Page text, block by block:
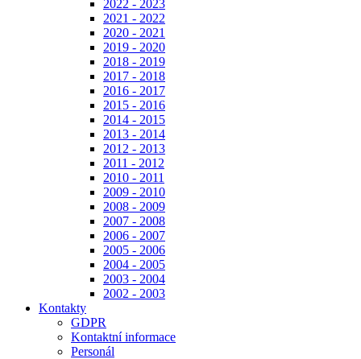
2022 - 2023
2021 - 2022
2020 - 2021
2019 - 2020
2018 - 2019
2017 - 2018
2016 - 2017
2015 - 2016
2014 - 2015
2013 - 2014
2012 - 2013
2011 - 2012
2010 - 2011
2009 - 2010
2008 - 2009
2007 - 2008
2006 - 2007
2005 - 2006
2004 - 2005
2003 - 2004
2002 - 2003
Kontakty
GDPR
Kontaktní informace
Personál